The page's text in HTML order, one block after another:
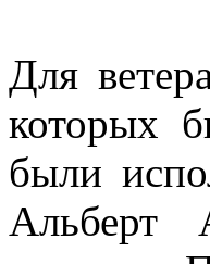
Для
которых
были
Альберт